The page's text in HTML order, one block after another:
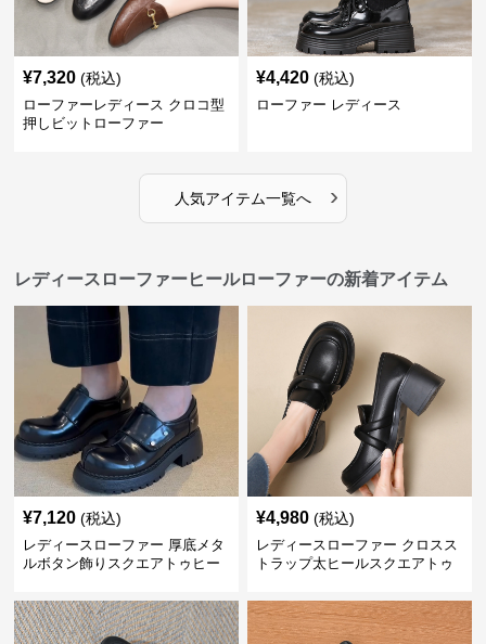
¥7,320 (税込)
ローファーレディース クロコ型
押しビットローファー
¥4,420 (税込)
ローファー レディース
人気アイテム一覧へ ›
レディースローファーヒールローファーの新着アイテム
¥7,120 (税込)
レディースローファー 厚底メタ
ルボタン飾りスクエアトゥヒー
¥4,980 (税込)
レディースローファー クロスス
トラップ太ヒールスクエアトゥ